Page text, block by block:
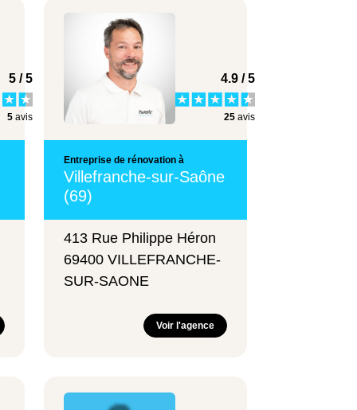
5 / 5
5 avis
4.9 / 5
25 avis
Entreprise de rénovation à
Villefranche-sur-Saône
(69)
413 Rue Philippe Héron
69400 VILLEFRANCHE-
SUR-SAONE
Voir l'agence